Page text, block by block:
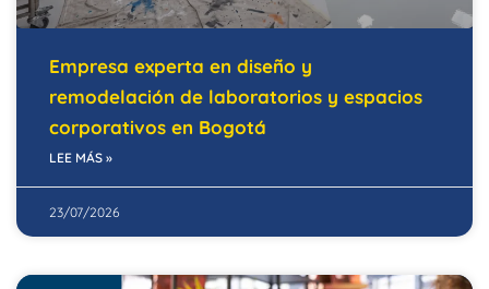
Empresa experta en diseño y
remodelación de laboratorios y espacios
corporativos en Bogotá
LEE MÁS »
23/07/2026